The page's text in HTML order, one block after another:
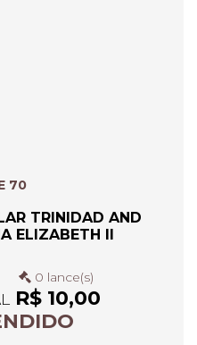
70
TRINIDAD AND
ELIZABETH II
0 lance(s)
R$ 10,00